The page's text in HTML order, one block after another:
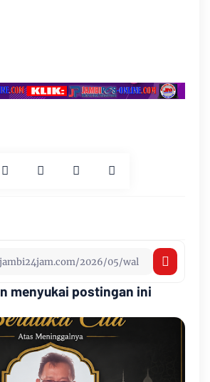
menyukai postingan ini